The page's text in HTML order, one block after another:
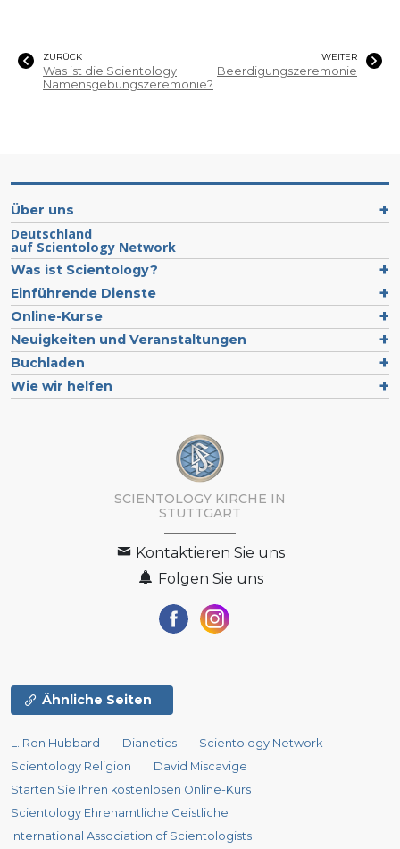
ZURÜCK
Was ist die Scientology
Namensgebungszeremonie?
WEITER
Beerdigungszeremonie
Über uns
Deutschland
auf Scientology Network
Was ist Scientology?
Einführende Dienste
Online-Kurse
Neuigkeiten und Veranstaltungen
Buchladen
Wie wir helfen
SCIENTOLOGY KIRCHE IN
STUTTGART
Kontaktieren Sie uns
Folgen Sie uns
Ähnliche Seiten
L. Ron Hubbard Dianetics
Scientology Network
Scientology Religion
David Miscavige
Starten Sie Ihren kostenlosen Online-Kurs
Scientology Ehrenamtliche Geistliche
International Association of Scientologists